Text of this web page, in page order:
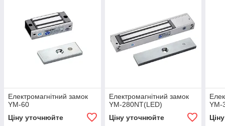
Електромагнітний замок
YM-60
Ціну уточнюйте
Електромагнітний замок
YM-280NT(LED)
Ціну уточнюйте
YM-